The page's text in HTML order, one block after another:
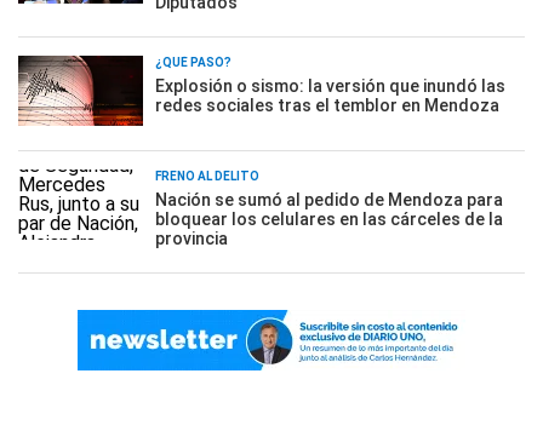
¿QUÉ PASÓ?
Explosión o sismo: la versión que inundó las
redes sociales tras el temblor en Mendoza
FRENO AL DELITO
Nación se sumó al pedido de Mendoza para
bloquear los celulares en las cárceles de la
provincia